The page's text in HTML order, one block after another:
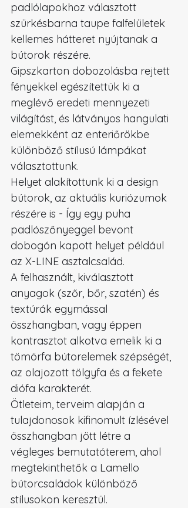
padlólapokhoz választott
szürkésbarna taupe falfelületek
kellemes hátteret nyújtanak a
bútorok részére.
Gipszkarton dobozolásba rejtett
fényekkel egészítettük ki a
meglévő eredeti mennyezeti
világítást, és látványos hangulati
elemekként az enteriőrökbe
különböző stílusú lámpákat
választottunk.
Helyet alakítottunk ki a design
bútorok, az aktuális kuriózumok
részére is - Így egy puha
padlószőnyeggel bevont
dobogón kapott helyet például
az X-LINE asztalcsalád.
A felhasznált, kiválasztott
anyagok (szőr, bőr, szatén) és
textúrák egymással
összhangban, vagy éppen
kontrasztot alkotva emelik ki a
tömörfa bútorelemek szépségét,
az olajozott tölgyfa és a fekete
diófa karakterét.
Ötleteim, terveim alapján a
tulajdonosok kifinomult ízlésével
összhangban jött létre a
végleges bemutatóterem, ahol
megtekinthetők a Lamello
bútorcsaládok különböző
stílusokon keresztül.